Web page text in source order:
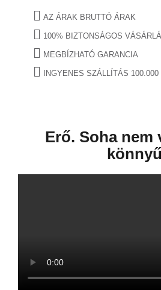
AZ ÁRAK BRUTTÓ ÁRAK
100% BIZTONSÁGOS
MEGBÍZHATÓ GARANCIA
INGYENES SZÁLLÍTÁS
Erő. Soha nem
könnyű